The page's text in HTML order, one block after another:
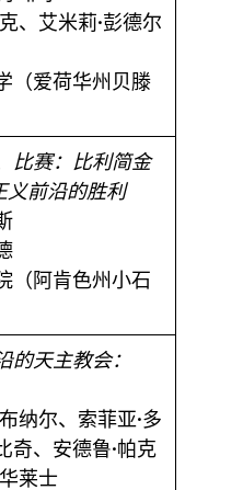
、艾米莉·彭德尔
（爱荷华州贝滕
比赛：比利简金
义前沿的胜利
（阿肯色州小石
的天主教会：
纳尔、索菲亚·多
奇、安德鲁·帕克
莱士